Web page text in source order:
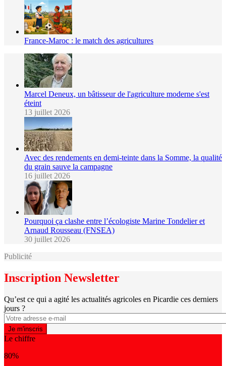
France-Maroc : le match des agricultures
Marcel Deneux, un bâtisseur de l'agriculture moderne s'est
éteint
13 juillet 2026
Avec des rendements en demi-teinte dans la Somme, la qualité
du grain sauve la campagne
16 juillet 2026
Pourquoi ça clashe entre l’écologiste Marine Tondelier et
Arnaud Rousseau (FNSEA)
30 juillet 2026
Publicité
Inscription Newsletter
Qu’est ce qui a agité les actualités agricoles en Picardie ces derniers
jours ?
Le chiffre
80%